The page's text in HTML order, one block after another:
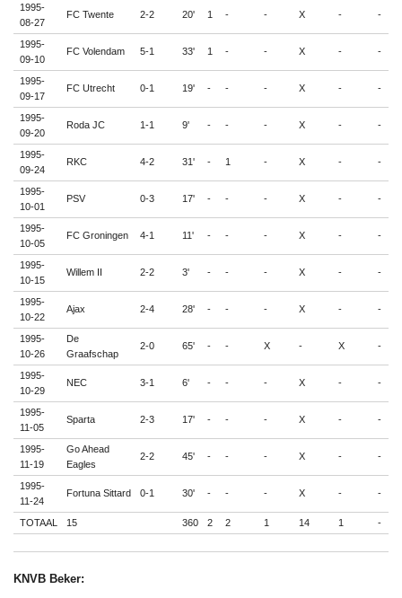
1995-
08-27
FC Twente 2-2 20' 1 - - X - -
1995-
09-10
FC Volendam 5-1 33' 1 - - X - -
1995-
09-17
FC Utrecht 0-1 19' - - - X - -
1995-
09-20
Roda JC 1-1 9' - - - X - -
1995-
09-24
RKC 4-2 31' - 1 - X - -
1995-
10-01
PSV 0-3 17' - - - X - -
1995-
10-05
FC Groningen 4-1 11' - - - X - -
1995-
10-15
Willem II 2-2 3' - - - X - -
1995-
10-22
Ajax 2-4 28' - - - X - -
1995-
10-26
De
Graafschap
2-0 65' - - X - X -
1995-
10-29
NEC 3-1 6' - - - X - -
1995-
11-05
Sparta 2-3 17' - - - X - -
1995-
11-19
Go Ahead
Eagles
2-2 45' - - - X - -
1995-
11-24
Fortuna Sittard 0-1 30' - - - X - -
TOTAAL 15 360 2 2 1 14 1 -
KNVB Beker: